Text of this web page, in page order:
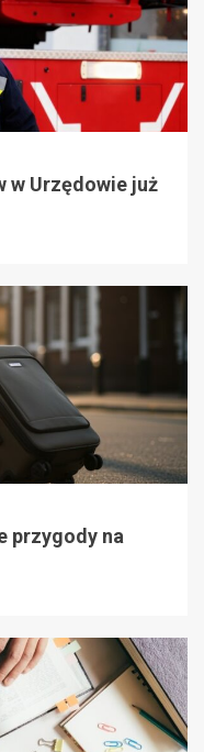
w Urzędowie już
przygody na